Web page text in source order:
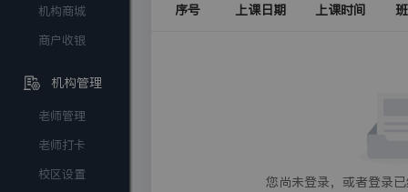
机构商城
商户收银
机构管理
老师管理
老师打卡
校区设置
上课时间
您尚未登录，或者登录
序号 上课日期